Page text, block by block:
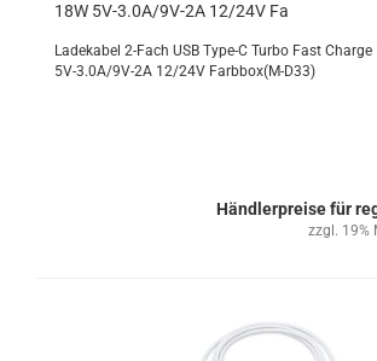
18W 5V-3.0A/9V-2A 12/24V Fa
La­de­ka­bel 2-​Fach USB Type-​C Turbo Fast
5V-3.0A/9V-2A 12/24V Farb­box(M-D33)
Händlerpreise für
zzgl. 19%